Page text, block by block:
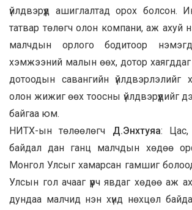
үйлдвэрүүд ашиглалтад орох болсон.
татвар төлөгч олон компани, аж ахуй
малчдын орлого бодитоор
хэмжээний малын өөх, дотор
дотоодын савангийн үйлдвэрлэлийг
олон жижиг өөх тоосны үйлдвэрүүдийг
байгаа юм.
НИТХ-ын төлөөлөгч Д.Энхтуяа: Цас,
байдал дан ганц малчдын хөдөө
Монгол Улсыг хамарсан гамшиг
Улсын гол ачааг үүрч явдаг хөдөө аж
дундаа малчид нэн хүнд нөхцөл